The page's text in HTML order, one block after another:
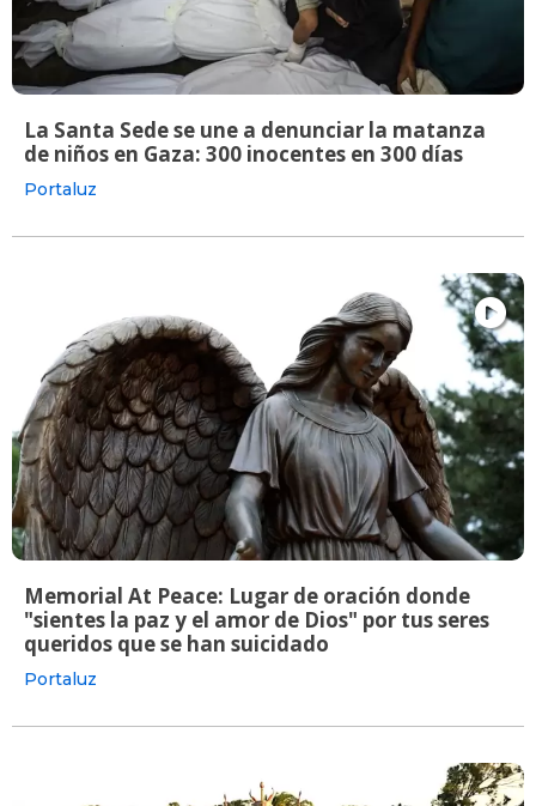
La Santa Sede se une a denunciar la matanza
de niños en Gaza: 300 inocentes en 300 días
Portaluz
Memorial At Peace: Lugar de oración donde
"sientes la paz y el amor de Dios" por tus seres
queridos que se han suicidado
Portaluz